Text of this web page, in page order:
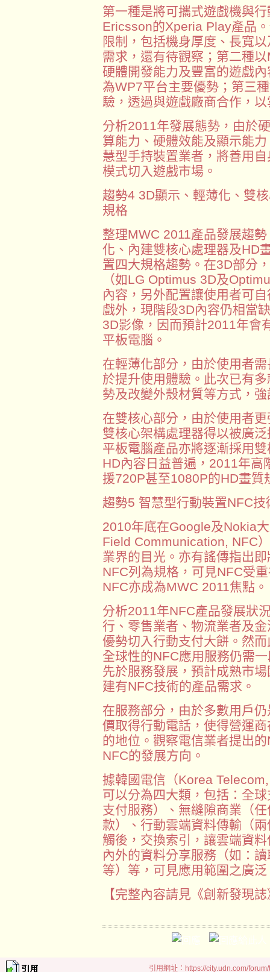
第一種是將可攜式遊戲機與
Ericsson的Xperia Play產品
限制，包括機身厚度、長寬
需求，還有待觀察；第二種
硬體開發能力及豐富的遊戲
為WP7平台主要優勢；第三
驗，透過與遊戲廠商合作，
分析2011年發展態勢，由於
算能力、硬體效能及顯示能
慧型手持裝置業者，將善用
模式切入遊戲市場。
趨勢4 3D顯示、輕薄化、雙
規格
整理MWC 2011產品發展趨
化、內建雙核心處理器及HD
置四大規格趨勢。在3D部分
（如LG Optimus 3D及
內容，另外配置讓使用者可
戲外，現階段3D內容仍相當
3D影像，因而預計2011年會
平板電腦。
在輕薄化部分，由於使用者
於提升使用體驗。此次已有
勢及改變外殼材質等方式，
在雙核心部分，由於使用者
雙核心架構處理器得以被廣
平板電腦產品亦將逐漸採用
HD內容日益普遍，2011年高
援720P甚至1080P的HD畫質
趨勢5 智慧型行動裝置NFC
2010年底在Google及Nokia
Field Communication, NFC
業界的目光。亦有謠傳指出
NFC列為規格，可見NFC受
NFC亦成為MWC 2011焦點。
分析2011年NFC產品發展狀
行、零售業者、物流業者及
優勢切入行動支付大餅。然
全球性的NFC應用服務仍需
先於服務發展，預計成熟市
建有NFC技術的產品需求。
在服務部分，由於多數用戶
價取得行動電話，使得營運
的地位。觀察電信業者提出
NFC的發展方向。
據韓國電信（Korea
可以分為四大類，包括：全
支付服務）、無縫隙商業（
款）、行動雲端資料傳輸（
觸後，交換索引，讓雲端資
內外的資料分享服務（如：
等）等，可見應用範圍之廣泛
【完整內容請見《創新發現
引用網址：https://city.udn.com/